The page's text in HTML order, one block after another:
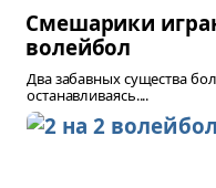
Смешарики
волейбол
Два забавных существа
останавливаясь....